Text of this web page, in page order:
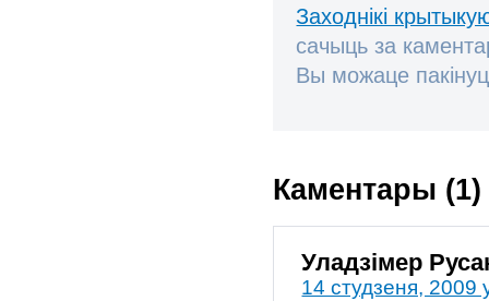
Заходнікі
сачыць за
Вы можаце
Каментары (1)
Уладзімер
14 студзеня, 2009